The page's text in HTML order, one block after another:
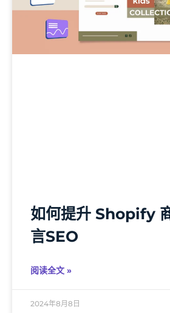
如何提升 Shopify
言SEO
阅读全文 »
2024年8月8日